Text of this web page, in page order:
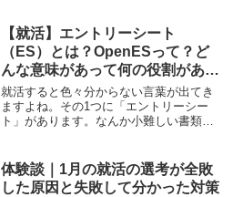
エントリーを簡単に説明すると、気にな
る企業から優先的...
【就活】エントリーシート
（ES）とは？OpenESって？ど
んな意味があって何の役割がある
のか、その必要性について考え
た。
就活すると色々分からない言葉が出てき
ますよね。その1つに「エントリーシー
ト」があります。なんか小難しい書類の
活生を悩ませるものなんです。これから
エントリーシートとはどう...
体験談｜1月の就活の選考が全敗
した原因と失敗して分かった対策